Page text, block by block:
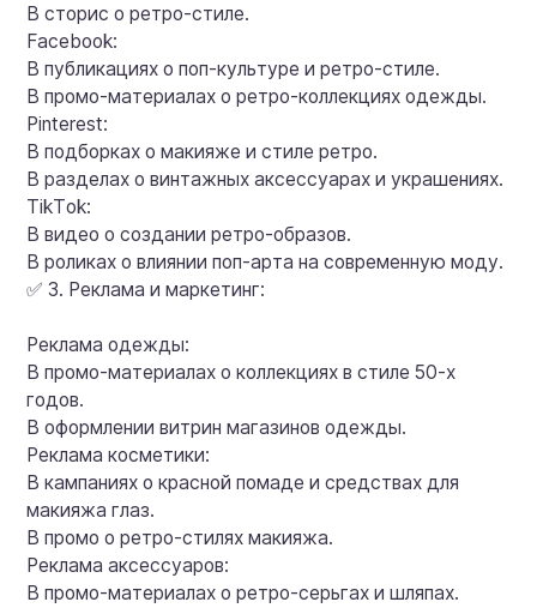
В сторис о ретро-стиле.
Facebook:
В публикациях о поп-культуре и ретро-стиле.
В промо-материалах о ретро-коллекциях одежды.
Pinterest:
В подборках о макияже и стиле ретро.
В разделах о винтажных аксессуарах и украшениях.
TikTok:
В видео о создании ретро-образов.
В роликах о влиянии поп-арта на современную моду.
✅ 3. Реклама и маркетинг:
Реклама одежды:
В промо-материалах о коллекциях в стиле 50-х
годов.
В оформлении витрин магазинов одежды.
Реклама косметики:
В кампаниях о красной помаде и средствах для
макияжа глаз.
В промо о ретро-стилях макияжа.
Реклама аксессуаров:
В промо-материалах о ретро-серьгах и шляпах.